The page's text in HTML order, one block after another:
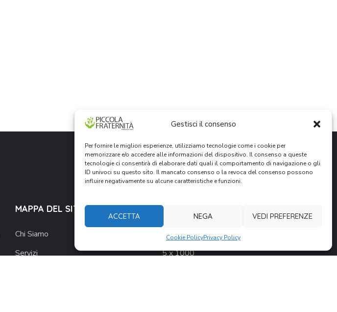
Gestisci il consenso
Per fornire le migliori esperienze, utilizziamo tecnologie come i cookie per
memorizzare e/o accedere alle informazioni del dispositivo. Il consenso a queste
tecnologie ci consentirà di elaborare dati quali il comportamento di navigazione o gli
ID univoci su questo sito. Il mancato consenso o la revoca del consenso possono
influire negativamente su alcune caratteristiche e funzioni.
ACCETTA NEGA VEDI PREFERENZE
Cookie PolicyPrivacy Policy
MAPPA DEL SITO
Chi Siamo
Servizi
SOSTIENICI
Donazione Online
5 x 1000